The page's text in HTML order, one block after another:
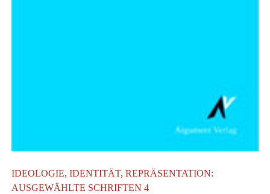
IDEOLOGIE, IDENTITÄT, REPRÄSENTATION:
AUSGEWÄHLTE SCHRIFTEN 4